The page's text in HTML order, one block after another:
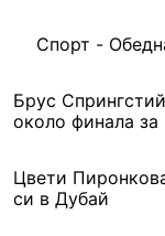
Спорт -
Брус
около финала за
Цвети
си в Дубай